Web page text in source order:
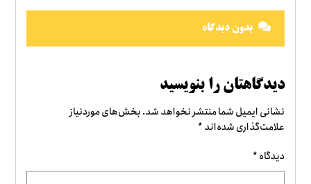
بدون دیدگاه
دیدگاهتان را بنویسید
نشانی ایمیل شما منتشر نخواهد شد.بخش‌های موردنیاز
علامت‌گذاری شده‌اند*
دیدگاه*